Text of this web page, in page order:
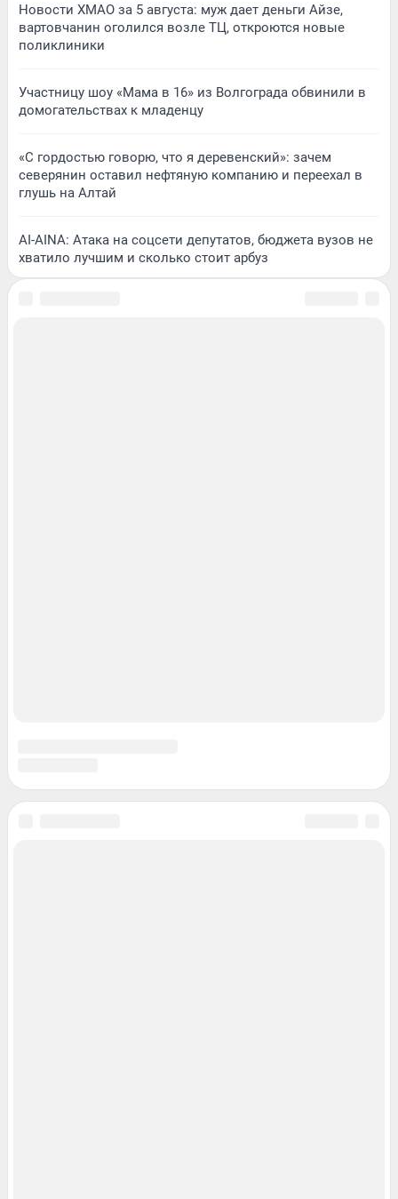
Новости ХМАО за 5 августа: муж дает деньги Айзе,
вартовчанин оголился возле ТЦ, откроются новые
поликлиники
Участницу шоу «Мама в 16» из Волгограда обвинили в
домогательствах к младенцу
«С гордостью говорю, что я деревенский»: зачем
северянин оставил нефтяную компанию и переехал в
глушь на Алтай
AI-AINA: Атака на соцсети депутатов, бюджета вузов не
хватило лучшим и сколько стоит арбуз